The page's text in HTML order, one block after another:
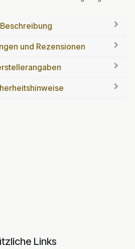
Beschreibung
und Rezensionen
Links